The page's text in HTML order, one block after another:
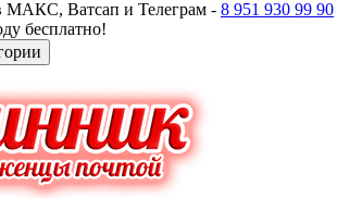
МАКС, Ватсап и Телеграм - 8 951 930 99 90
бесплатно!